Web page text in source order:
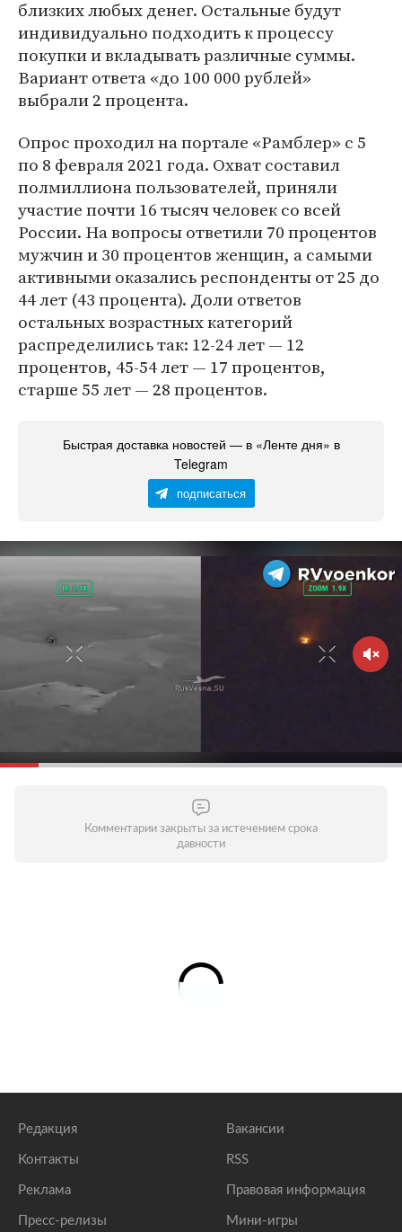
близких любых денег. Остальные будут
индивидуально подходить к процессу
покупки и вкладывать различные суммы.
Вариант ответа «до 100 000 рублей»
выбрали 2 процента.
Опрос проходил на портале «Рамблер» с 5
по 8 февраля 2021 года. Охват составил
полмиллиона пользователей, приняли
участие почти 16 тысяч человек со всей
России. На вопросы ответили 70 процентов
мужчин и 30 процентов женщин, а самыми
активными оказались респонденты от 25 до
44 лет (43 процента). Доли ответов
остальных возрастных категорий
распределились так: 12-24 лет — 12
процентов, 45-54 лет — 17 процентов,
старше 55 лет — 28 процентов.
Быстрая доставка новостей — в «Ленте дня» в
Telegram
подписаться
Комментарии закрыты за истечением срока
давности
Редакция
Контакты
Реклама
Пресс-релизы
Вакансии
RSS
Правовая информация
Мини-игры